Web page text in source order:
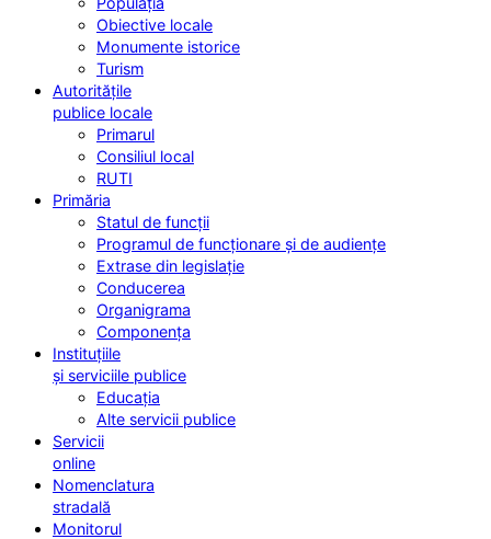
Obiective locale
Monumente istorice
Turism
Autoritățile
publice locale
Primarul
Consiliul local
RUTI
Primăria
Statul de funcții
Programul de funcționare și de audiențe
Extrase din legislație
Conducerea
Organigrama
Componența
Instituțiile
și serviciile publice
Educația
Alte servicii publice
Servicii
online
Nomenclatura
stradală
Monitorul